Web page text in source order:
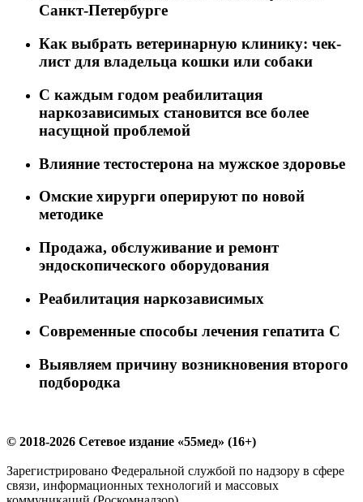
Санкт-Петербурге
Как выбрать ветеринарную клинику: чек-
лист для владельца кошки или собаки
C каждым годом реабилитация
наркозависимых становится все более
насущной проблемой
Влияние тестостерона на мужское здоровье
Омские хирурги оперируют по новой
методике
Продажа, обслуживание и ремонт
эндоскопического оборудования
Реабилитация наркозависимых
Современные способы лечения гепатита С
Выявляем причину возникновения второго
подбородка
© 2018-2026 Сетевое издание «55мед» (16+)
Зарегистрировано Федеральной службой по надзору в сфере
связи, информационных технологий и массовых